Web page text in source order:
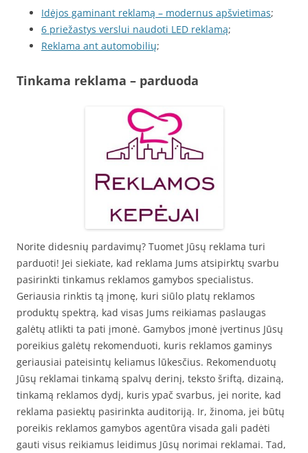
Idėjos gaminant reklamą – modernus apšvietimas;
6 priežastys verslui naudoti LED reklamą;
Reklama ant automobilių;
Tinkama reklama – parduoda
Norite didesnių pardavimų? Tuomet Jūsų reklama turi
parduoti! Jei siekiate, kad reklama Jums atsipirktų svarbu
pasirinkti tinkamus reklamos gamybos specialistus.
Geriausia rinktis tą įmonę, kuri siūlo platų reklamos
produktų spektrą, kad visas Jums reikiamas paslaugas
galėtų atlikti ta pati įmonė. Gamybos įmonė įvertinus Jūsų
poreikius galėtų rekomenduoti, kuris reklamos gaminys
geriausiai pateisintų keliamus lūkesčius. Rekomenduotų
Jūsų reklamai tinkamą spalvų derinį, teksto šriftą, dizainą,
tinkamą reklamos dydį, kuris ypač svarbus, jei norite, kad
reklama pasiektų pasirinkta auditoriją. Ir, žinoma, jei būtų
poreikis reklamos gamybos agentūra visada gali padėti
gauti visus reikiamus leidimus Jūsų norimai reklamai. Tad,